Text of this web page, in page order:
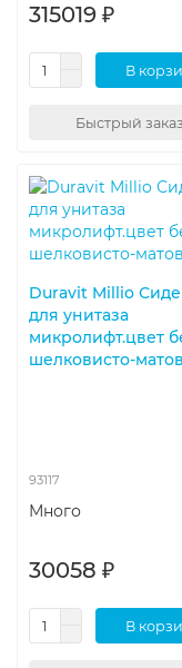
315019 ₽
В
Быстрый заказ
Duravit Millio
для унитаза
микролифт.цвет
шелковисто-
93117
Много
30058 ₽
В